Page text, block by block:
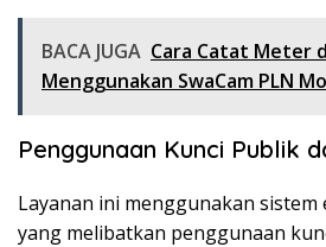
BACA JUGA Cara Catat Meter
Menggunakan SwaCam PLN
Penggunaan Kunci Publik
Layanan ini menggunakan
yang melibatkan penggunaan